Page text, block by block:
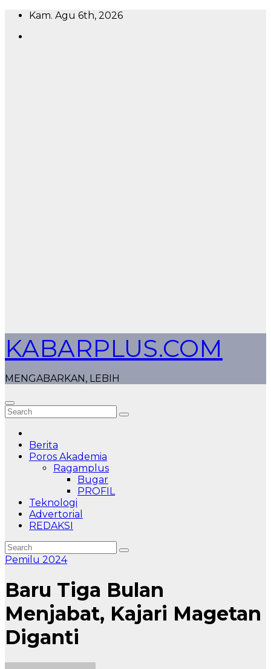
Skip
content
Kam. Agu 6th, 2026
KABARPLUS.COM
MENGABARKAN, LEBIH
Berita
Poros Akademia
Ragamplus
Bugar
PROFIL
Teknologi
Advertorial
REDAKSI
Pemilu 2024
Baru Tiga Bulan
Menjabat, Kajari Magetan
Diganti